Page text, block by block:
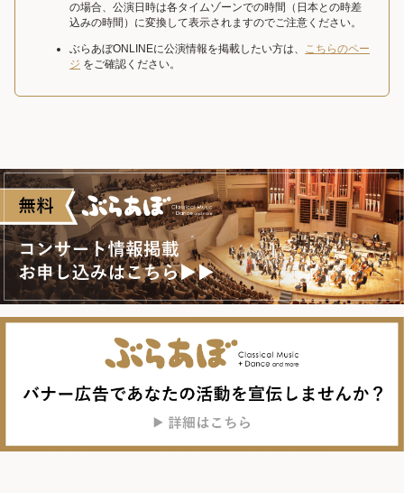
の場合、公演日時は各タイムゾーンでの時間（日本との時差
込みの時間）に変換して表示されますのでご注意ください。
ぶらあぼONLINEに公演情報を掲載したい方は、 こちらのペー
ジ をご確認ください。